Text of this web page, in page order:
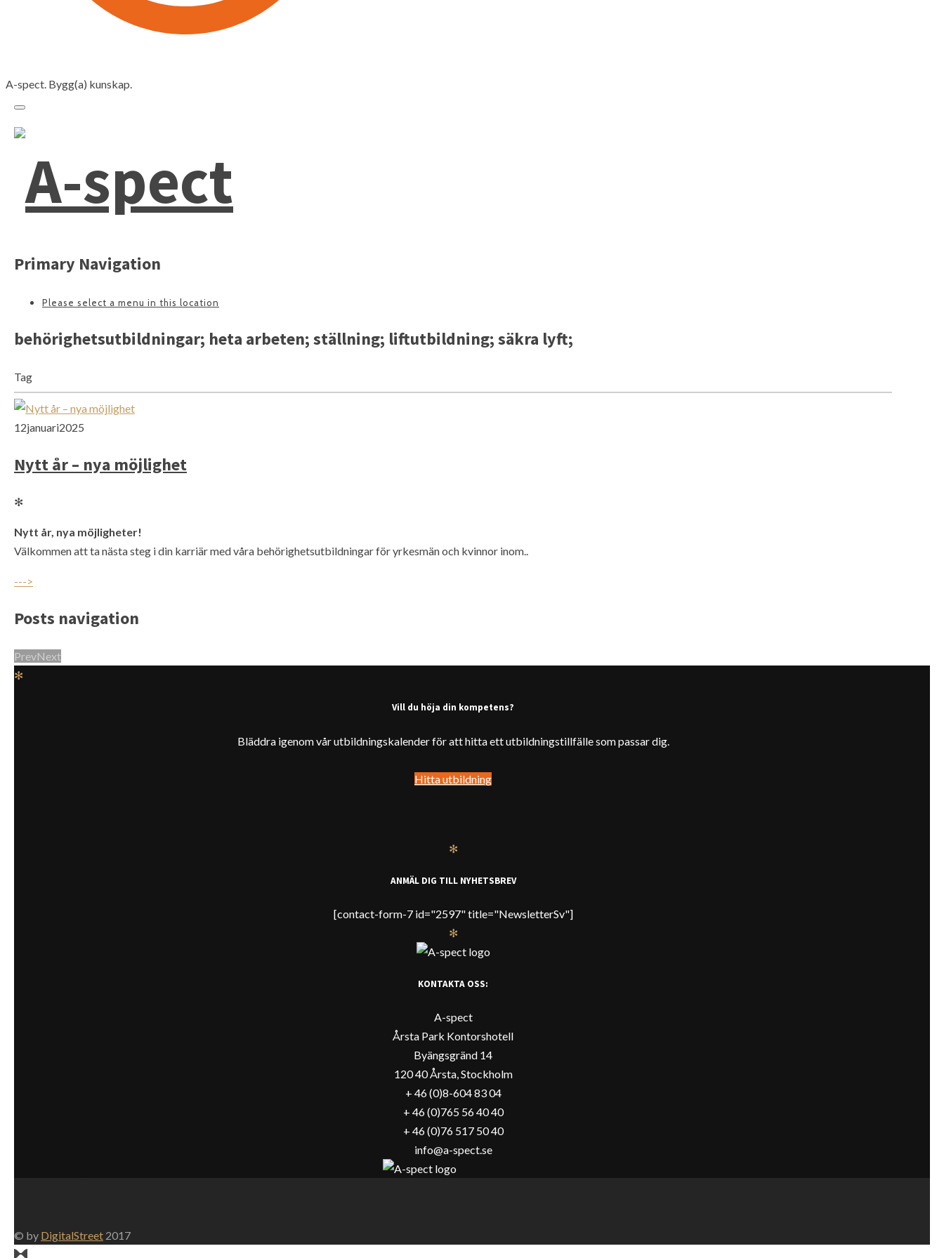
A-spect. Bygg(a) kunskap.
Primary Navigation
Please select a menu in this location
behörighetsutbildningar; heta arbeten; ställning; liftutbildning; säkra lyft;
Tag
12januari2025
Nytt år – nya möjlighet
✻
Nytt år, nya möjligheter!
Välkommen att ta nästa steg i din karriär med våra behörighetsutbildningar för yrkesmän och kvinnor inom..
--->
Posts navigation
PrevNext
✻
Vill du höja din kompetens?
Bläddra igenom vår utbildningskalender för att hitta ett utbildningstillfälle som passar dig.
Hitta utbildning
✻
ANMÄL DIG TILL NYHETSBREV
[contact-form-7 id="2597" title="NewsletterSv"]
✻
KONTAKTA OSS:
A-spect
Årsta Park Kontorshotell
Byängsgränd 14
120 40 Årsta, Stockholm
+ 46 (0)8-604 83 04
+ 46 (0)765 56 40 40
+ 46 (0)76 517 50 40
info@a-spect.se
© by DigitalStreet 2017